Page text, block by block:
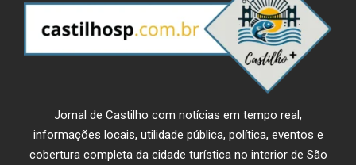
Jornal de Castilho com notícias em tempo real,
informações locais, utilidade pública, política, eventos e
cobertura completa da cidade turística no interior de São